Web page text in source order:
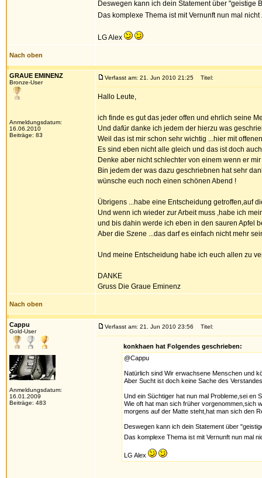
Deswegen kann ich dein Statement über "geistige
Das komplexe Thema ist mit Vernunft nun mal
LG Alex
Nach oben
GRAUE EMINENZ
Bronze-User
Anmeldungsdatum:
16.06.2010
Beiträge: 83
Verfasst am: 21. Jun 2010 21:25 Titel:
Hallo Leute,
ich finde es gut das jeder offen und ehrlich seine
Und dafür danke ich jedem der hierzu was
Weil das ist mir schon sehr wichtig ...hier mit
Es sind eben nicht alle gleich und das ist doch
Denke aber nicht schlechter von einem wenn er
Bin jedem der was dazu geschriebnen hat sehr
wünsche euch noch einen schönen Abend !
Übrigens ...habe eine Entscheidung getroffen,auf
Und wenn ich wieder zur Arbeit muss ,habe ich
und bis dahin werde ich eben in den sauren Apfel
Aber die Szene ...das darf es einfach nicht mehr
Und meine Entscheidung habe ich euch allen zu
DANKE
Gruss Die Graue Eminenz
Nach oben
Cappu
Gold-User
Anmeldungsdatum:
16.01.2009
Beiträge: 483
Verfasst am: 21. Jun 2010 23:56 Titel:
konkhaen hat Folgendes geschrieben:
@Cappu
Natürlich sind Wir erwachsene Menschen und
Aber Sucht ist doch keine Sache des
Und ein Süchtiger hat nun mal Probleme,sei en
Wie oft hat man sich früher vorgenommen,sich
morgens auf der Matte steht,hat man sich den
Deswegen kann ich dein Statement über
Das komplexe Thema ist mit Vernunft nun mal
LG Alex